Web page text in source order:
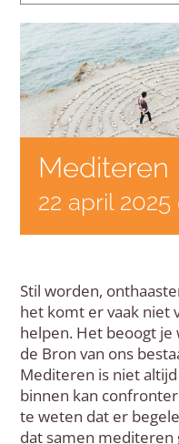
Mediteren
22 april 2025
Stil worden,
het komt er vaak niet
helpen. Het beoogt
de Bron van ons
Mediteren is niet
binnen kan
te weten dat er
dat samen mediteren